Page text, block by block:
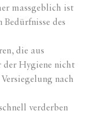
massgeblich ist
des
die aus
der Hygiene nicht
nach
verderben